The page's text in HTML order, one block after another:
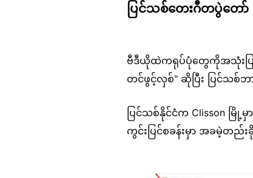
ပြင်သစ်တေးဂီတပွဲတော်
ဗီဒီယိုထဲကရုပ်ပုံတွေကိုအသုံးပြုပ
တင်ဖွင့်လှစ်" ဆိုပြီး ပြင်သ
ပြင်သစ်နိုင်ငံက Clisson မြို့မှ
ကွင်းပြင်စခန်းမှာ အခမဲ့တည်း